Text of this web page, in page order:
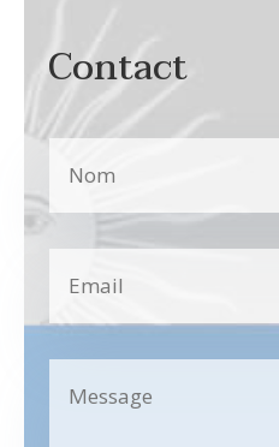
Contact